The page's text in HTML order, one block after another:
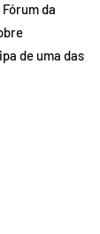
da
de uma das